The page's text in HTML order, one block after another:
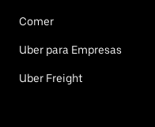
Comer
Uber para Empresas
Uber Freight